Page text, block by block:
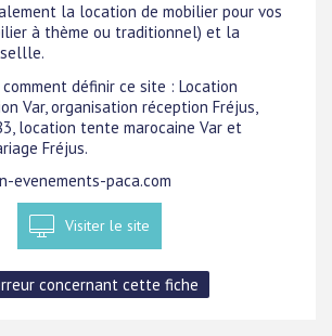
la location de mobilier pour vos
à thème ou traditionnel) et la
comment définir ce site : Location
Var, organisation réception Fréjus,
location tente marocaine Var et
Fréjus.
evenements-paca.com
Visiter le site